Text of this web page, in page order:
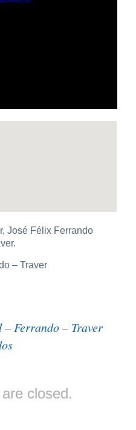
José Félix Ferrando
– Traver
Ferrando – Traver
closed.